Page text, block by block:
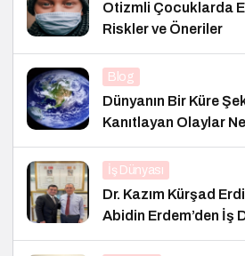
Otizmli Çocuklarda
Riskler ve Öneriler
Blog
Dünyanın Bir Küre
Kanıtlayan Olaylar
İş Dünyası
Dr. Kazım Kürşad
Abidin Erdem’den İş